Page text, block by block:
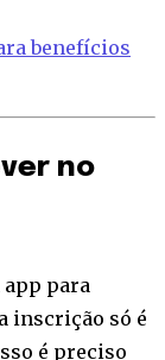
benefícios
no
para
inscrição só é
é preciso